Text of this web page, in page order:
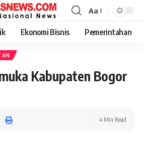
Aa
Ekonomi Bisnis Pemerintahan
Kabupaten Bogor
4 Min Read